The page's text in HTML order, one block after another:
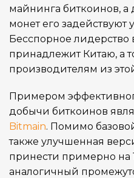
майнинга биткоинов,
монет его задействуют
Бесспорное лидерство
принадлежит Китаю, а
производителям из
Примером
добычи биткоинов
Bitmain. Помимо
также улучшенная
принести примерно на
аналогичный